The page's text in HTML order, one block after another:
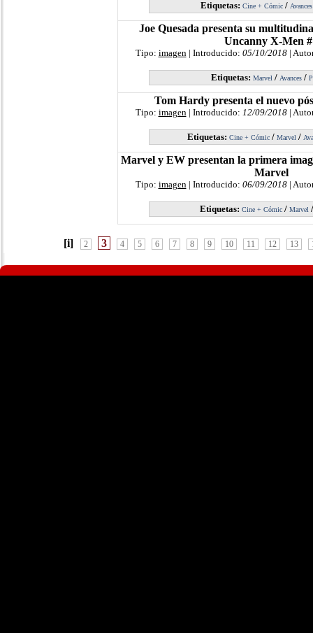
Etiquetas: Cine + Cómic / Avances
Joe Quesada presenta su
Uncanny X-Men
Tipo: imagen| Introducido: 05/10/2018|
Etiquetas: Marvel / Avances /
Tom Hardy presenta el nuevo
Tipo: imagen| Introducido: 12/09/2018|
Etiquetas: Cine + Cómic / Marvel /
Marvel y EW presentan la primera
Marvel
Tipo: imagen| Introducido: 06/09/2018|
Etiquetas: Cine + Cómic/ Marvel
[i] 2 3 4 5 6 7 8 9 10 11 12 13